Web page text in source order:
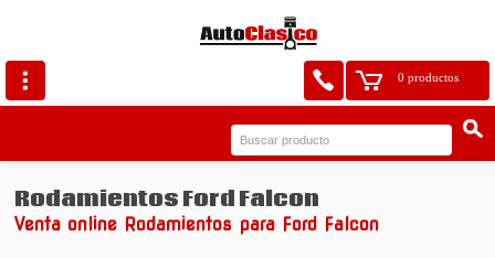
0 productos
Rodamientos Ford Falcon
Venta online Rodamientos para Ford Falcon